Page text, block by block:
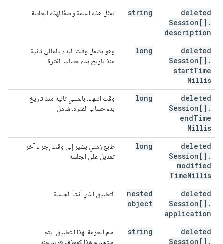
deleted
Session[] .
description
string تمثّل هذه السمة وصفًا لهذه الجلسة.
deleted
Session[] .
startTime
Millis
long
وهو يشمل وقت البدء بالمللي ثانية
منذ تاريخ بدء حساب الفترة.
deleted
Session[] .
endTime
Millis
long
وقت انتهاء، بالمللي ثانية منذ تاريخ
بدء حساب الفترة، شامل
deleted
Session[] .
modified
TimeMillis
long
طابع زمني يشير إلى وقت إجراء آخر
تعديل على الجلسة
deleted
Session[] .
application
nested
object
التطبيق الذي أنشأ الجلسة.
deleted
Session[] .
string
اسم الحزمة لهذا التطبيق. يتم
استخدام هذا كمعرّف فريد عند